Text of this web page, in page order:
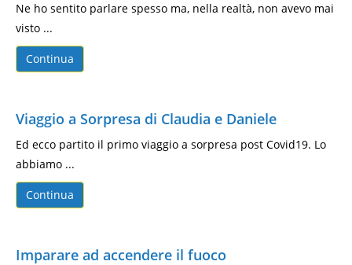
Ne ho sentito parlare spesso ma, nella realtà, non avevo mai
visto ...
Continua
Viaggio a Sorpresa di Claudia e Daniele
Ed ecco partito il primo viaggio a sorpresa post Covid19. Lo
abbiamo ...
Continua
Imparare ad accendere il fuoco